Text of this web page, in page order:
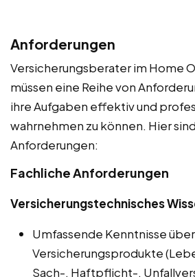
Anforderungen
Versicherungsberater im Home
müssen eine Reihe von
ihre Aufgaben effektiv und
wahrnehmen zu können. Hier
Anforderungen:
Fachliche Anforderungen
Versicherungstechnisches
Umfassende Kenntnisse
Versicherungsprodukte
Sach-, Haftpflicht-,